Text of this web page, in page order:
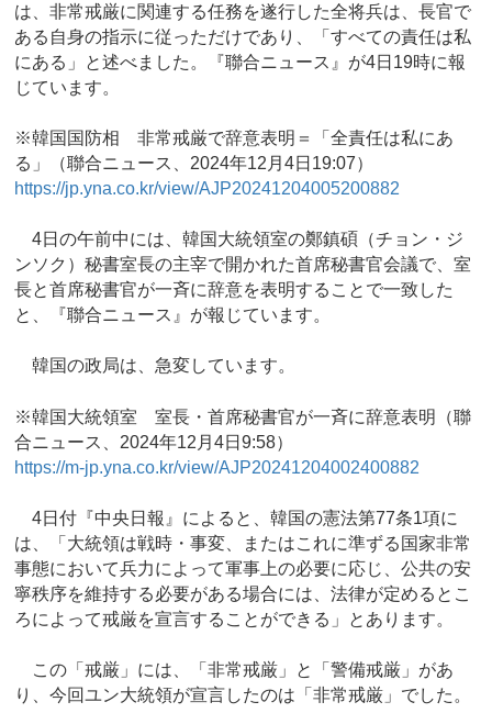
は、非常戒厳に関連する任務を遂行した全将兵は、長官で
ある自身の指示に従っただけであり、「すべての責任は私
にある」と述べました。『聯合ニュース』が4日19時に報
じています。
※韓国国防相 非常戒厳で辞意表明＝「全責任は私にあ
る」（聯合ニュース、2024年12月4日19:07）
https://jp.yna.co.kr/view/AJP20241204005200882
4日の午前中には、韓国大統領室の鄭鎮碩（チョン・ジ
ンソク）秘書室長の主宰で開かれた首席秘書官会議で、室
長と首席秘書官が一斉に辞意を表明することで一致した
と、『聯合ニュース』が報じています。
韓国の政局は、急変しています。
※韓国大統領室 室長・首席秘書官が一斉に辞意表明（聯
合ニュース、2024年12月4日9:58）
https://m-jp.yna.co.kr/view/AJP20241204002400882
4日付『中央日報』によると、韓国の憲法第77条1項に
は、「大統領は戦時・事変、またはこれに準ずる国家非常
事態において兵力によって軍事上の必要に応じ、公共の安
寧秩序を維持する必要がある場合には、法律が定めるとこ
ろによって戒厳を宣言することができる」とあります。
この「戒厳」には、「非常戒厳」と「警備戒厳」があ
り、今回ユン大統領が宣言したのは「非常戒厳」でした。